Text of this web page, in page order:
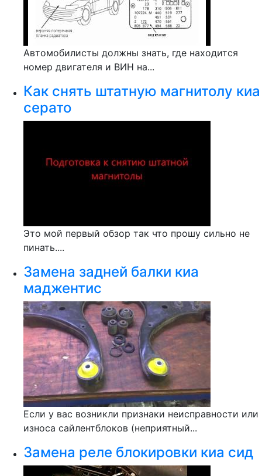
Автомобилисты должны знать, где находится
номер двигателя и ВИН на...
Как снять штатную магнитолу киа
серато
Это мой первый обзор так что прошу сильно не
пинать....
Замена задней балки киа
маджентис
Если у вас возникли признаки неисправности или
износа сайлентблоков (неприятный...
Замена реле блокировки киа сид